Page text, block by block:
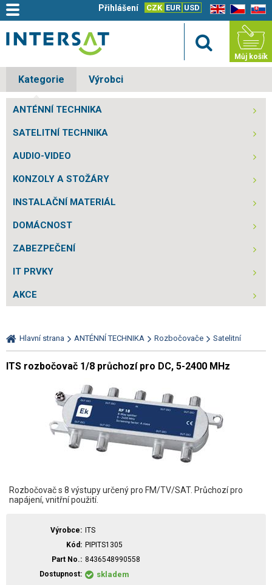
EN CZ SK
CZK EUR USD
Přihlášení
Můj košík
Kategorie Výrobci
ANTÉNNÍ TECHNIKA
SATELITNÍ TECHNIKA
AUDIO-VIDEO
KONZOLY A STOŽÁRY
INSTALAČNÍ MATERIÁL
DOMÁCNOST
ZABEZPEČENÍ
IT PRVKY
AKCE
Hlavní strana ANTÉNNÍ TECHNIKA Rozbočovače Satelitní
ITS rozbočovač 1/8 průchozí pro DC, 5-2400 MHz
Rozbočovač s 8 výstupy určený pro FM/TV/SAT. Průchozí pro
napájení, vnitřní použití.
Výrobce
ITS
Kód
PIPITS1305
Part No.
8436548990558
Dostupnost
skladem